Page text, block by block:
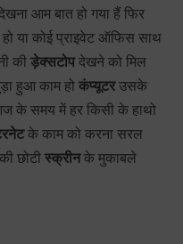
आम बात हो गया हैं फिर
या कोई प्राइवेट ऑफिस साथ
कीड़ेक्सटोपदेखने को मिल
हुआ काम होकंप्यूटरउसके
के समय में हर किसी के हाथो
के काम को करना सरल
की छोटी स्क्रीनके मुकाबले